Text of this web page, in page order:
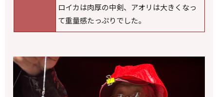
ロイカは肉厚の中剣、アオリは大きくなっ
て重量感たっぷりでした。